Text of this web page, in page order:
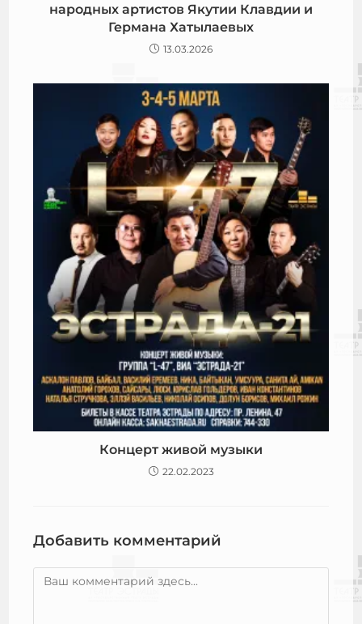
народных артистов Якутии Клавдии и
Германа Хатылаевых
13.03.2026
Концерт живой музыки
22.02.2023
Добавить комментарий